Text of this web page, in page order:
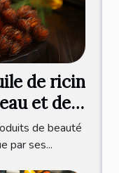
de ricin
et des
de beauté
par ses...